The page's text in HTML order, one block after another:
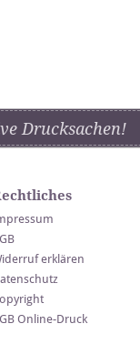
Drucksachen!
erklären
Online-Druck